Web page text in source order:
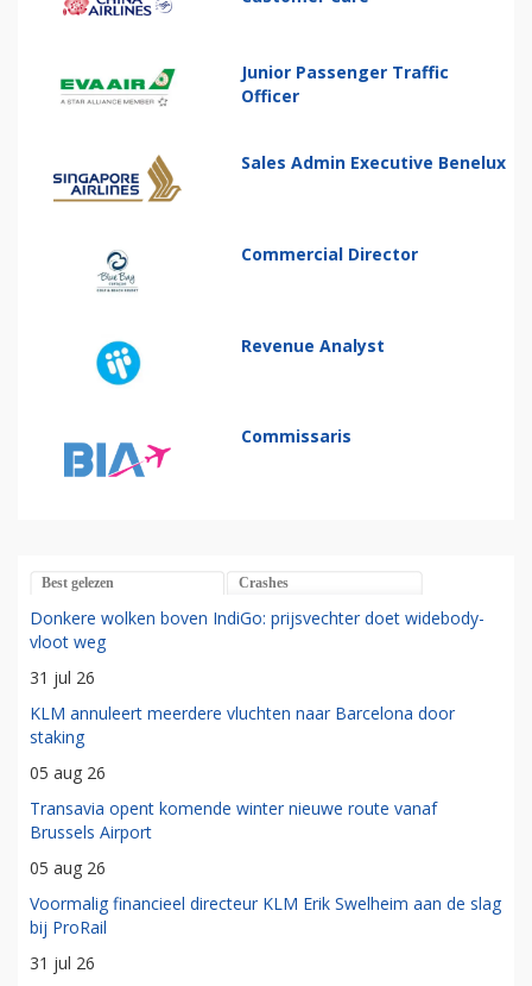
Junior Passenger Traffic
Officer
Sales Admin Executive Benelux
Commercial Director
Revenue Analyst
Commissaris
Best gelezen Crashes
Donkere wolken boven IndiGo: prijsvechter doet widebody-
vloot weg
31 jul 26
KLM annuleert meerdere vluchten naar Barcelona door
staking
05 aug 26
Transavia opent komende winter nieuwe route vanaf
Brussels Airport
05 aug 26
Voormalig financieel directeur KLM Erik Swelheim aan de slag
bij ProRail
31 jul 26